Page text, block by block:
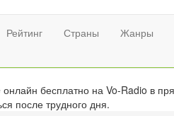
Рейтинг Страны Жанры
бесплатно на Vo-Radio в
после трудного дня.